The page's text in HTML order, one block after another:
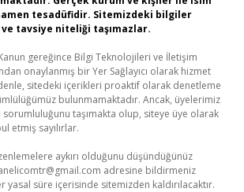
tesadüfidir. Sitemizdeki bilgiler
tavsiye niteliği taşımazlar.
Kanun gereğince Bilgi Teknolojileri ve İletişim
onaylanmış bir Yer Sağlayıcı olarak hizmet
sitedeki içerikleri proaktif olarak denetleme
bulunmamaktadır. Ancak, üyelerimiz
sorumluluğunu taşımakta olup, siteye üye olarak
etmiş sayılırlar.
aykırı olduğunu düşündüğünüz
adresine bildirmeniz
yasal süre içerisinde sitemizden kaldırılacaktır.